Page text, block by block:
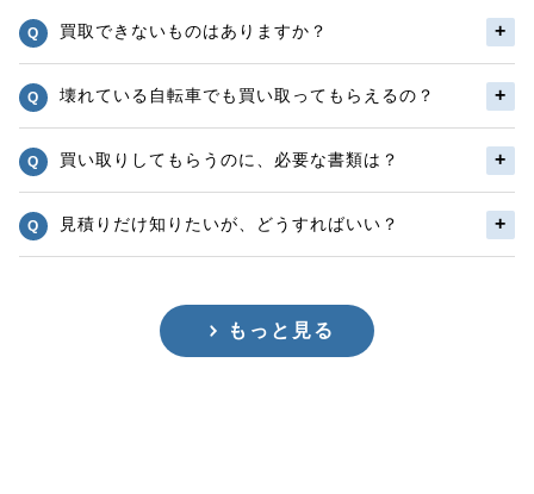
買取できないものはありますか？
壊れている自転車でも買い取ってもらえるの？
買い取りしてもらうのに、必要な書類は？
見積りだけ知りたいが、どうすればいい？
もっと見る